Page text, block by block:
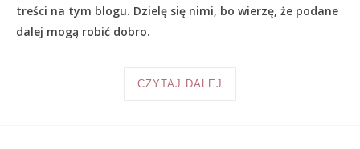
treści na tym blogu. Dzielę się nimi, bo wierzę, że podane
dalej mogą robić dobro.
CZYTAJ DALEJ